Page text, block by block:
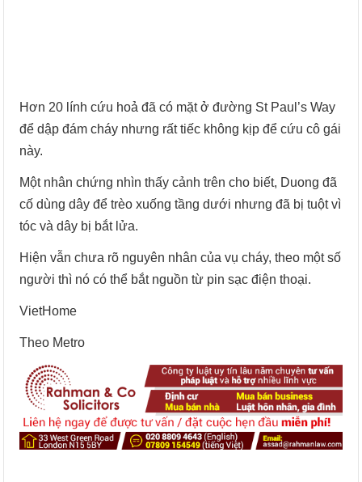
Hơn 20 lính cứu hoả đã có mặt ở đường St Paul’s Way
để dập đám cháy nhưng rất tiếc không kịp để cứu cô gái
này.
Một nhân chứng nhìn thấy cảnh trên cho biết, Duong đã
cố dùng dây để trèo xuống tầng dưới nhưng đã bị tuột vì
tóc và dây bị bắt lửa.
Hiện vẫn chưa rõ nguyên nhân của vụ cháy, theo một số
người thì nó có thể bắt nguồn từ pin sạc điện thoại.
VietHome
Theo Metro